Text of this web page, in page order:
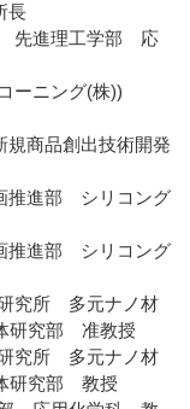
長
進理工学部 応
ーニング(株))
品創出技術開発
進部 シリコング
進部 シリコング
所 多元ナノ材
研究部 准教授
所 多元ナノ材
研究部 教授